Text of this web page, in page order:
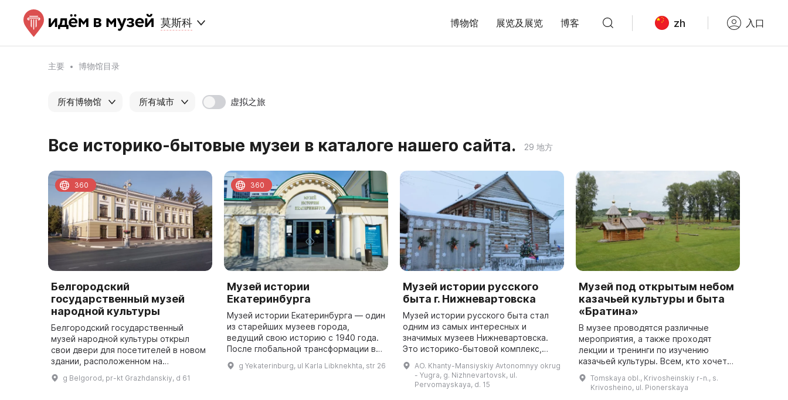
莫斯科 博物馆 展览及展览 博客 zh 入口
主要 博物馆目录
所有博物馆 所有城市 虚拟之旅
Все историко-бытовые музеи в каталоге нашего сайта. 29 地方
Белгородский
государственный музей
народной культуры
Белгородский государственный
музей народной культуры открыл
свои двери для посетителей в новом
здании, расположенном на
центральной улице Белгорода -
Гражданском проспекте. В 2014 году
g Belgorod, pr-kt Grazhdanskiy, d 61
360
Музей истории
Екатеринбурга
Музей истории Екатеринбурга — один
из старейших музеев города,
ведущий свою историю с 1940 года.
После глобальной трансформации в
1995 году бывший Мемориальный
музей Свердлова обрел новое имя и
g Yekaterinburg, ul Karla Libknekhta, str 26
360
Музей истории русского
быта г. Нижневартовска
Музей истории русского быта стал
одним из самых интересных и
значимых музеев Нижневартовска.
Это историко-бытовой комплекс,
позволяющий погрузиться в историю
села Нижневартовского с конца XIX
до серед...
AO. Khanty-Mansiyskiy Avtonomnyy okrug
- Yugra, g. Nizhnevartovsk, ul.
Pervomayskaya, d. 15
Музей под открытым небом
казачьей культуры и быта
«Братина»
В музее проводятся различные
мероприятия, а также проходят
лекции и тренинги по изучению
казачьей культуры. Всем, кто хочет
узнать о казачьей культуре и быте,
музей «Братина» предлагает
приятное и поз...
Tomskaya obl., Krivosheinskiy r-n., s.
Krivosheino, ul. Pionerskaya